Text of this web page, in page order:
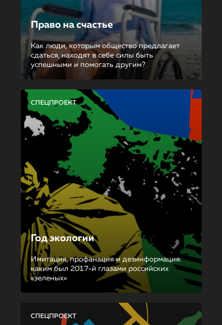
Право на счастье
Как люди, которым общество предлагает
сдаться, находят в себе силы быть
успешными и помогать другим?
СПЕЦПРОЕКТ
Год экологии
Имитация, профанация и дезинформация:
каким был 2017-й глазами российских
«зеленых»
СПЕЦПРОЕКТ